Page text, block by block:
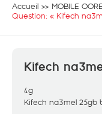
Accueil
MOBILE
Question: « Kifech
Kifech
4g
Kifech na3mel 25gb